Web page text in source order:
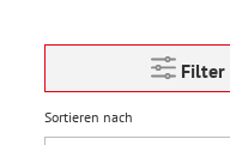
Filter
Sortieren nach